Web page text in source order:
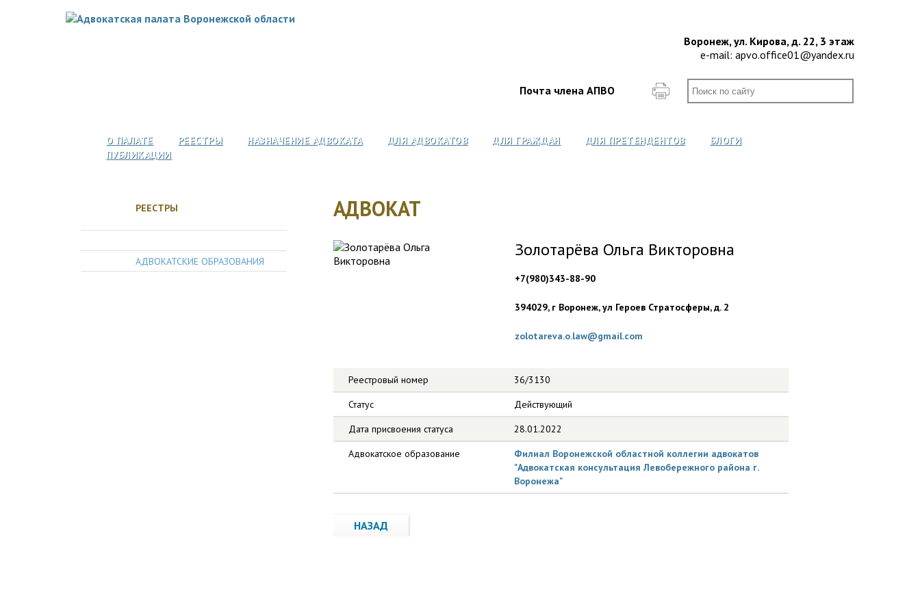
Воронеж, ул. Кирова, д. 22, 3 этаж
e-mail: apvo.office01@yandex.ru
Почта члена АПВО
О ПАЛАТЕ РЕЕСТРЫ НАЗНАЧЕНИЕ АДВОКАТА ДЛЯ АДВОКАТОВ ДЛЯ ГРАЖДАН ДЛЯ ПРЕТЕНДЕНТОВ
БЛОГИ
ПУБЛИКАЦИИ
РЕЕСТРЫ
АДВОКАТСКИЕ ОБРАЗОВАНИЯ
АДВОКАТ
Золотарёва Ольга Викторовна
+7(980)343-88-90
394029, г Воронеж, ул Героев Стратосферы, д. 2
zolotareva.o.law@gmail.com
Реестровый номер
36/3130
Статус
Действующий
Дата присвоения статуса
28.01.2022
Адвокатское образование
Филиал Воронежской областной коллегии адвокатов
"Адвокатская консультация Левобережного района г.
Воронежа"
НАЗАД